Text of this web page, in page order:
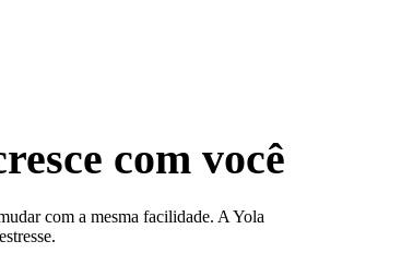
com você
com a mesma facilidade. A Yola